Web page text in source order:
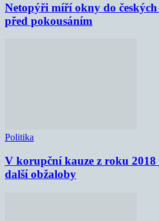
Netopýři míří okny do
před pokousáním
Politika
V korupční kauze z roku
další obžaloby